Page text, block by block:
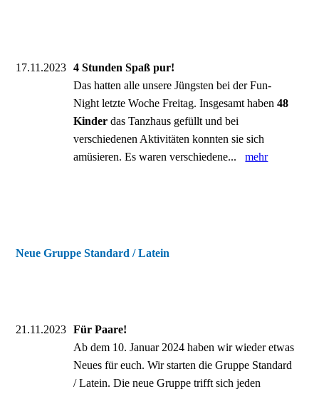
17.11.2023
4 Stunden Spaß pur!
Das hatten alle unsere Jüngsten bei der Fun-
Night letzte Woche Freitag. Insgesamt haben48
Kinder das Tanzhaus gefüllt und bei
verschiedenen Aktivitäten konnten sie sich
amüsieren. Es waren verschiedene...mehr
Neue Gruppe Standard / Latein
21.11.2023
Für Paare!
Ab dem 10. Januar 2024 haben wir wieder etwas
Neues für euch. Wir starten die Gruppe Standard
/ Latein. Die neue Gruppe trifft sich jeden